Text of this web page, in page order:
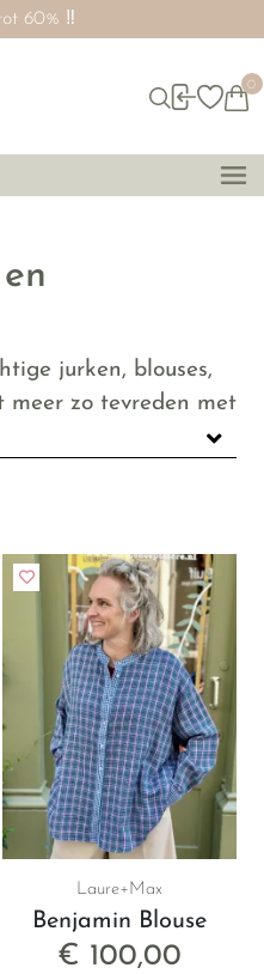
60% ‼️
0
jurken, blouses,
meer zo tevreden met
jaar? Shop dan
Laure+Max
Benjamin Blouse
€ 100,00